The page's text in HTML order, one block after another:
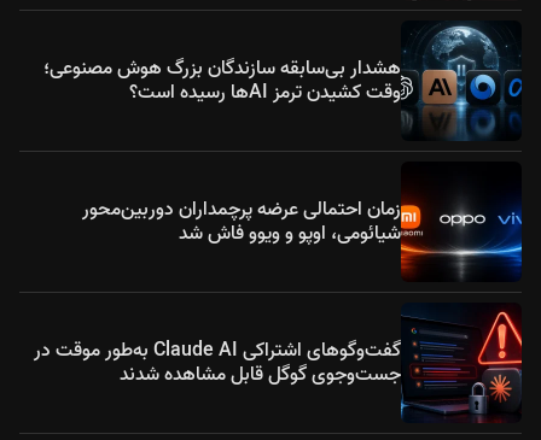
هشدار بی‌سابقه سازندگان بزرگ هوش مصنوعی؛
وقت کشیدن ترمز AIها رسیده است؟
زمان احتمالی عرضه پرچمداران دوربین‌محور
شیائومی، اوپو و ویوو فاش شد
گفت‌وگوهای اشتراکی Claude AI به‌طور موقت در
جست‌وجوی گوگل قابل مشاهده شدند